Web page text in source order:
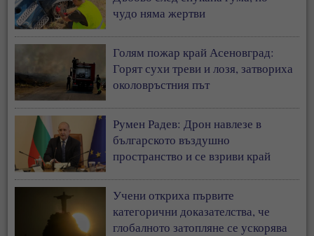
чудо няма жертви
Голям пожар край Асеновград:
Горят сухи треви и лозя, затвориха
околовръстния път
Румен Радев: Дрон навлезе в
българското въздушно
пространство и се взриви край
Учени откриха първите
категорични доказателства, че
глобалното затопляне се ускорява